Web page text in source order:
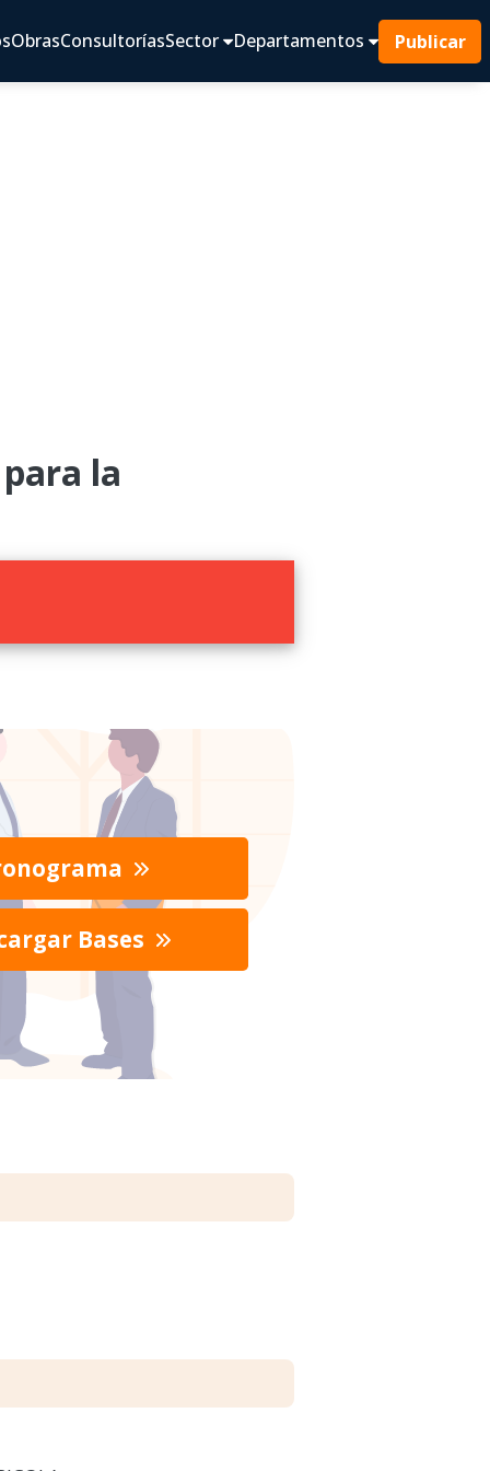
ObrasConsultoríasSector Departamentos Publicar
la
Bases